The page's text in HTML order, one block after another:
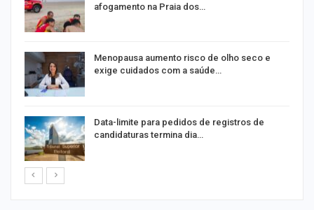
afogamento na Praia dos…
Menopausa aumento risco de olho seco e
exige cuidados com a saúde…
Data-limite para pedidos de registros de
candidaturas termina dia…